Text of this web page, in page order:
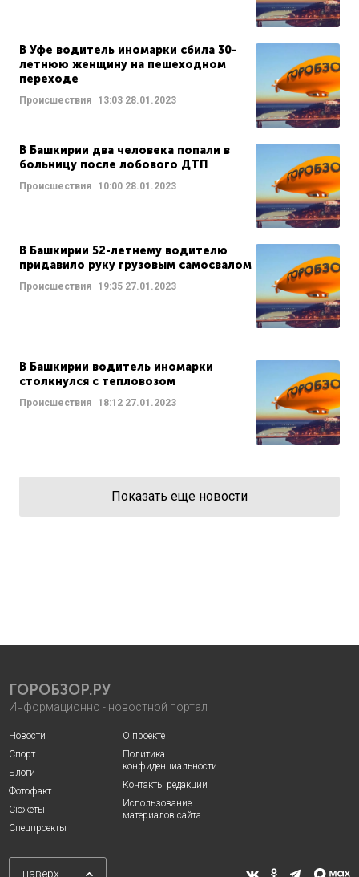
В Уфе водитель иномарки сбила 30-
летнюю женщину на пешеходном
переходе
Происшествия 13:03 28.01.2023
В Башкирии два человека попали в
больницу после лобового ДТП
Происшествия 10:00 28.01.2023
В Башкирии 52-летнему водителю
придавило руку грузовым самосвалом
Происшествия 19:35 27.01.2023
В Башкирии водитель иномарки
столкнулся с тепловозом
Происшествия 18:12 27.01.2023
Показать еще новости
ГОРОБЗОР.РУ
Информационно - новостной портал
Новости
Спорт
Блоги
Фотофакт
Сюжеты
Спецпроекты
О проекте
Политика
конфиденциальности
Контакты редакции
Использование
материалов сайта
наверх